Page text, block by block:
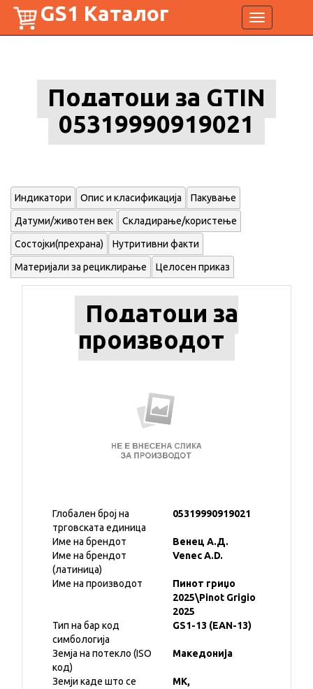
Toggle
navigation
GS1 Каталог
Податоци за GTIN
05319990919021
Индикатори Опис и класификација Пакување
Датуми/животен век Складирање/користење
Состојки(прехрана) Нутритивни факти
Материјали за рециклирање Целосен приказ
Податоци за
производот
Глобален број на
трговската единица
05319990919021
Име на брендот
Венец А.Д.
Име на брендот
(латиница)
Venec A.D.
Име на производот
Пинот гриџо
2025\Pinot Grigio
2025
Тип на бар код
симбологија
GS1-13 (EAN-13)
Земја на потекло (ISO
код)
Македонија
Земји каде што се
MK,